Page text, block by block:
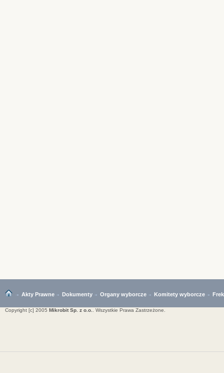
Akty Prawne Dokumenty Organy wyborcze Komitety wyborcze
Copyright [c] 2005 Mikrobit Sp. z o.o. . Wszystkie Prawa Zastrzeżone.